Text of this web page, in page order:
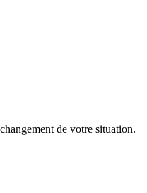
de votre situation.